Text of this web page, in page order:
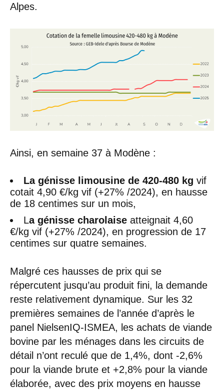
Alpes.
Ainsi, en semaine 37 à Modène :
La génisse limousine de 420-480 kg vif
cotait 4,90 €/kg vif (+27% /2024), en hausse
de 18 centimes sur un mois,
La génisse charolaise atteignait 4,60
€/kg vif (+27% /2024), en progression de 17
centimes sur quatre semaines.
Malgré ces hausses de prix qui se
répercutent jusqu’au produit fini, la demande
reste relativement dynamique. Sur les 32
premières semaines de l’année d’après le
panel NielsenIQ-ISMEA, les achats de viande
bovine par les ménages dans les circuits de
détail n’ont reculé que de 1,4%, dont -2,6%
pour la viande brute et +2,8% pour la viande
élaborée, avec des prix moyens en hausse